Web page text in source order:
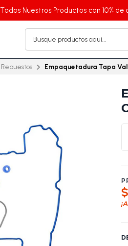
Todos Nuestros Productos con 10%
Repuestos Empaquetadura Tapa